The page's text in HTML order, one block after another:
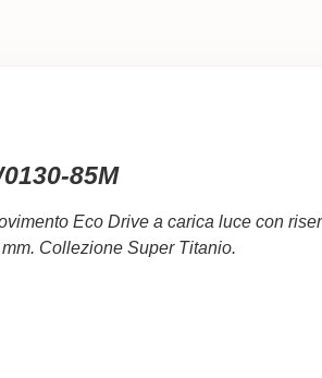
85M
Eco Drive a carica luce con
Collezione Super Titanio.